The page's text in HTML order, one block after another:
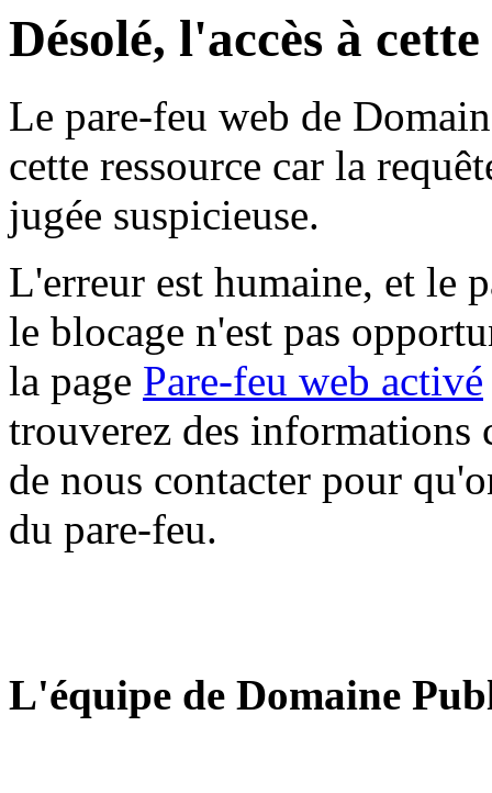
Désolé, l'accès à
Le pare-feu web de
cette ressource car la
jugée suspicieuse.
L'erreur est humaine, et le
le blocage n'est pas
la page Pare-feu web activé
trouverez des informations
de nous contacter pour
du pare-feu.
L'équipe de Domaine